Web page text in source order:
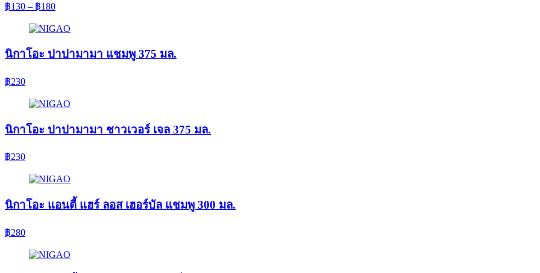
฿130 – ฿180
นิกาโอะ ปาปามามา แชมพู 375 มล.
฿230
นิกาโอะ ปาปามามา ชาวเวอร์ เจล 375 มล.
฿230
นิกาโอะ แอนตี้ แฮร์ ลอส เฮอร์บัล แชมพู 300 มล.
฿280